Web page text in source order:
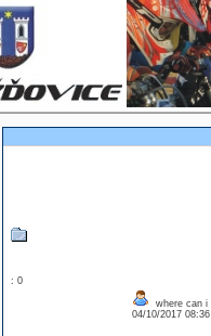
: 0
where can i
04/10/2017